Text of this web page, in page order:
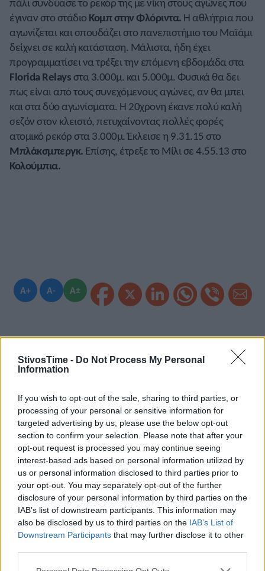
StivosTime - Do Not Process My Personal
Information
If you wish to opt-out of the sale, sharing to third parties, or
processing of your personal or sensitive information for
targeted advertising by us, please use the below opt-out
section to confirm your selection. Please note that after your
opt-out request is processed you may continue seeing
interest-based ads based on personal information utilized by
us or personal information disclosed to third parties prior to
your opt-out. You may separately opt-out of the further
disclosure of your personal information by third parties on the
IAB’s list of downstream participants. This information may
also be disclosed by us to third parties on the IAB’s List of
Downstream Participants that may further disclose it to other
A+ A- A±
πάλι συνδύασε το ρεκόρ της με νίκη στους αγώνες που
έγιναν στο στάδιο Κομπ στην Φλόριντα. Η αθλήτρια που
αγωνίζεται και σπουδάζει στο πανεπιστήμιο του Μαϊάμι
δείχνει σε καλή κατάσταση. Μάλιστα, ήδη έχει
προγραμματίσει να τρέξει την επόμενη εβδομάδα στα
Florida Relays στα 3.000μ. και 5.000μ. Φυσικά θα δει
πως είναι από τους συνεχόμενους αγώνες, αν θα μπει
και στα δύο αγωνίσματα. Η 20χρονη έκανε πολύ καλή
σεζόν στον κλειστό, πετυχαίνοντας πολλές φορές
ατομικό ρεκόρ στα 3.000μ. Έκλεισε η 9.31.15 στο
Μπλάκσμπεργκ. Επίσης, έτρεξε το Μίλι σε 4.55.13 στο
Κολούμπια.
Εγγραφείτε στο Stivostime των
Τόλης Λελεκίδης